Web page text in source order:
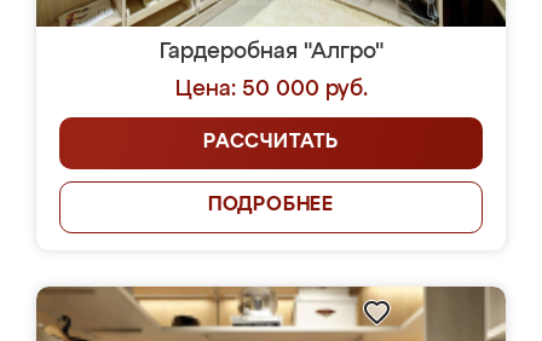
Гардеробная "Алгро"
Цена: 50 000 руб.
РАССЧИТАТЬ
ПОДРОБНЕЕ